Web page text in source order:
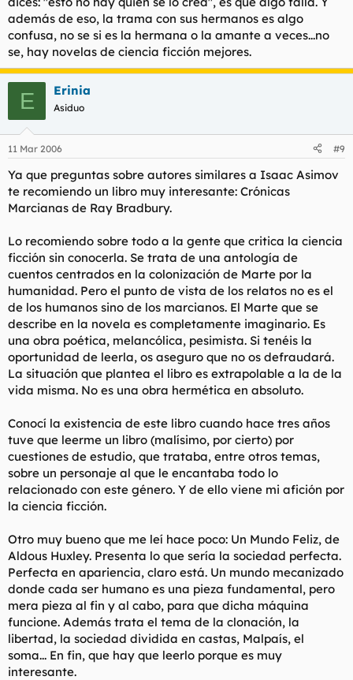
además de eso, la trama con sus hermanos es algo
confusa, no se si es la hermana o la amante a veces...no
se, hay novelas de ciencia ficción mejores.
E Erinia
Asiduo
11 Mar 2006 #9
Ya que preguntas sobre autores similares a Isaac Asimov
te recomiendo un libro muy interesante: Crónicas
Marcianas de Ray Bradbury.
Lo recomiendo sobre todo a la gente que critica la ciencia
ficción sin conocerla. Se trata de una antología de
cuentos centrados en la colonización de Marte por la
humanidad. Pero el punto de vista de los relatos no es el
de los humanos sino de los marcianos. El Marte que se
describe en la novela es completamente imaginario. Es
una obra poética, melancólica, pesimista. Si tenéis la
oportunidad de leerla, os aseguro que no os defraudará.
La situación que plantea el libro es extrapolable a la de la
vida misma. No es una obra hermética en absoluto.
Conocí la existencia de este libro cuando hace tres años
tuve que leerme un libro (malísimo, por cierto) por
cuestiones de estudio, que trataba, entre otros temas,
sobre un personaje al que le encantaba todo lo
relacionado con este género. Y de ello viene mi afición por
la ciencia ficción.
Otro muy bueno que me leí hace poco: Un Mundo Feliz, de
Aldous Huxley. Presenta lo que sería la sociedad perfecta.
Perfecta en apariencia, claro está. Un mundo mecanizado
donde cada ser humano es una pieza fundamental, pero
mera pieza al fin y al cabo, para que dicha máquina
funcione. Además trata el tema de la clonación, la
libertad, la sociedad dividida en castas, Malpaís, el
soma... En fin, que hay que leerlo porque es muy
interesante.